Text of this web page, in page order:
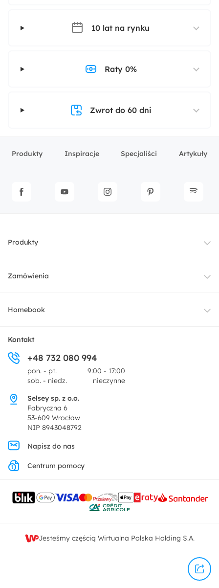
10 lat na rynku
Raty 0%
Zwrot do 60 dni
Produkty Inspiracje Specjaliści Artykuły
Produkty
Meble
Dekoracje i akcesoria
Promocje
Zamówienia
Dostawa
Zwroty
Pytania i odpowiedzi
Homebook
O nas
Centrum prasowe
Regulamin
Polityka prywatności
Ustawienia prywatności
Kontakt
Kontakt
+48 732 080 994
pon. - pt.
9:00 - 17:00
sob. - niedz.
nieczynne
Selsey sp. z o.o.
Fabryczna 6
53-609 Wrocław
NIP 8943048792
Napisz do nas
Centrum pomocy
Jesteśmy częścią Wirtualna Polska Holding S.A.